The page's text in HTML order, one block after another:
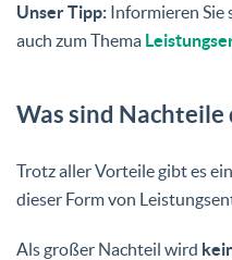
Unser Tipp: Informieren Sie
auch zum Thema
Was sind Nachteile
Trotz aller Vorteile gibt es
dieser Form von
Als großer Nachteil wird